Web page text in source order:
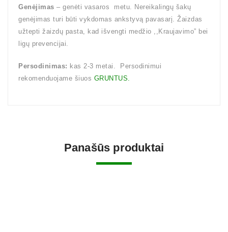
Genėjimas – genėti vasaros metu. Nereikalingų šakų
genėjimas turi būti vykdomas ankstyvą pavasarį. Žaizdas
užtepti žaizdų pasta, kad išvengti medžio ,,Kraujavimo” bei
ligų prevencijai.
Persodinimas: kas 2-3 metai. Persodinimui
rekomenduojame šiuos GRUNTUS.
Panašūs produktai